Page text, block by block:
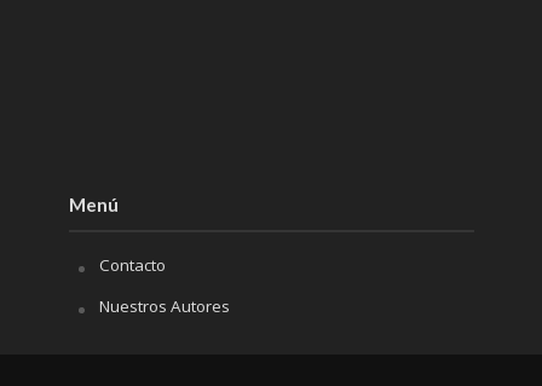
Menú
Contacto
Nuestros Autores